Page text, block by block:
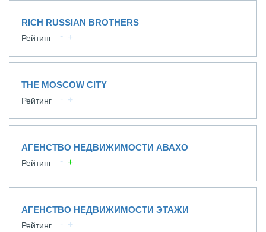
RICH RUSSIAN BROTHERS
Рейтинг
THE MOSCOW CITY
Рейтинг
АГЕНСТВО НЕДВИЖИМОСТИ АВАХО
Рейтинг
АГЕНСТВО НЕДВИЖИМОСТИ ЭТАЖИ
Рейтинг